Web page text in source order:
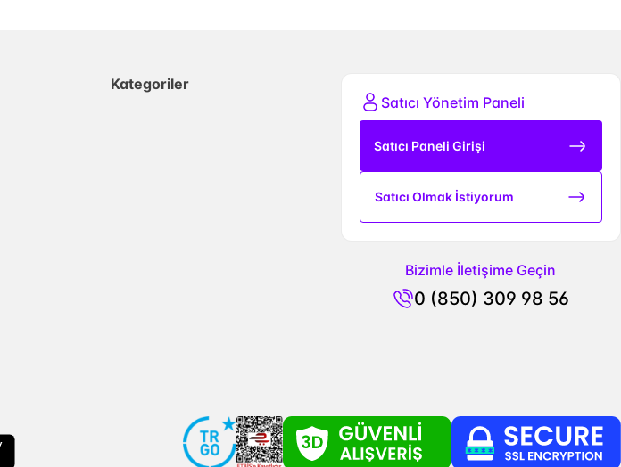
Kategoriler
Satıcı Yönetim Paneli
Satıcı Paneli Girişi
Satıcı Olmak İstiyorum
Bizimle İletişime Geçin
0 (850) 309 98 56